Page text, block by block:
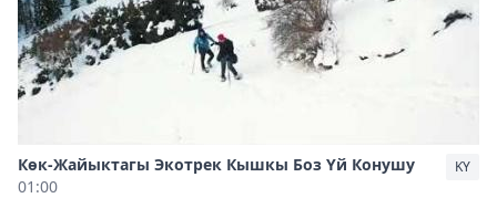
Көк-Жайыктагы Экотрек Кышкы Боз Үй Конушу
01:00
KY